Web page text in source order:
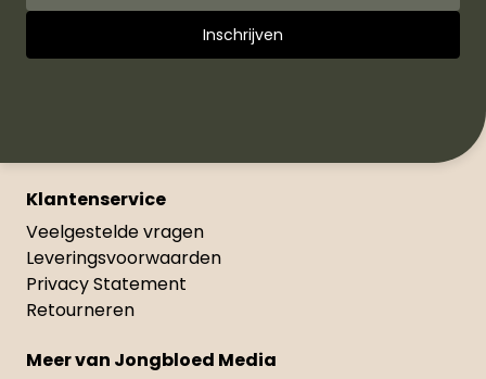
Klantenservice
Veelgestelde vragen
Leveringsvoorwaarden
Privacy Statement
Retourneren
Meer van Jongbloed Media